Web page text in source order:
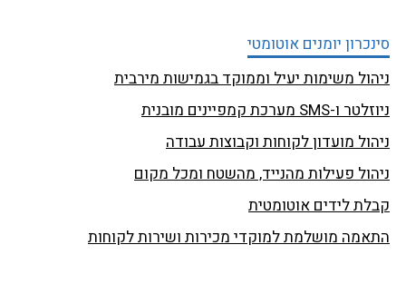
סינכרון יומנים אוטומטי
ניהול משימות יעיל וממוקד בגמישות מירבית
ניוזלטר ו-SMS מערכת קמפיינים מובנית
ניהול מועדון לקוחות וקבוצות עבודה
ניהול פעילות מהנייד, מהשטח ומכל מקום
קבלת לידים אוטומטית
התאמה מושלמת למוקדי מכירות ושירות לקוחות